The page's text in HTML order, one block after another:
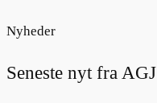
Nyheder
Seneste nyt fra AGJ